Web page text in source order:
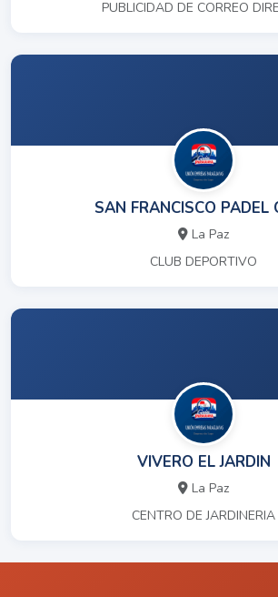
PUBLICIDAD DE CORREO
SAN FRANCISCO PADEL
La Paz
CLUB DEPORTIVO
VIVERO EL JARDIN
La Paz
CENTRO DE JARDINERIA